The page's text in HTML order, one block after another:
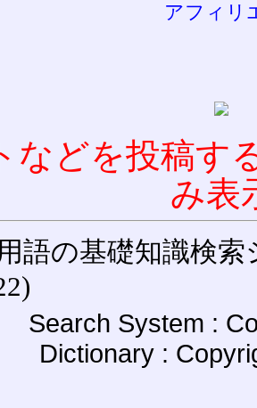
アフィリ
などを投稿す
み表
語の基礎知識検索
Search System :
Dictionary :